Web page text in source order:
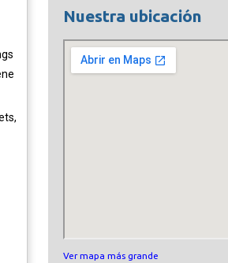
Nuestra ubicación
Ver mapa más grande